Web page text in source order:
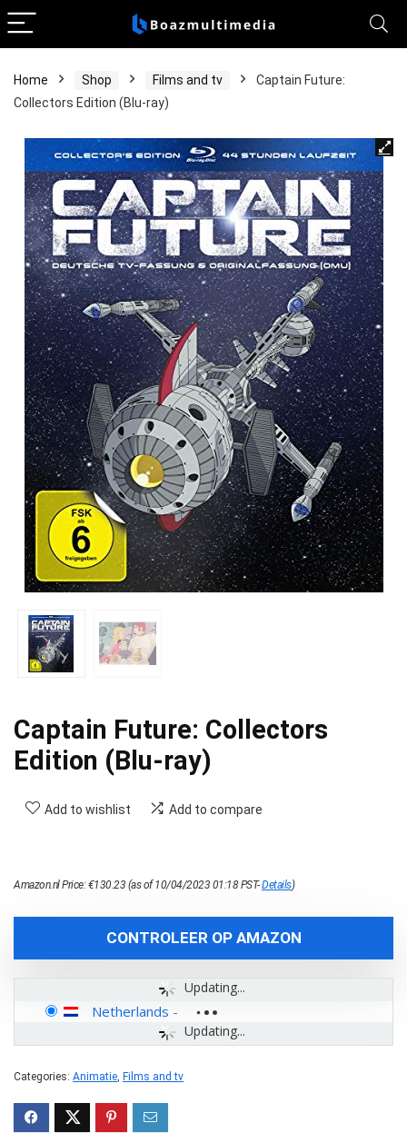
Home Shop Films and tv
Captain Future:
Collectors Edition (Blu-ray)
Captain Future: Collectors
Edition (Blu-ray)
Add to wishlist Add to compare
Amazon.nl Price:€130.23 (as of 10/04/2023 01:18 PST-Details)
CONTROLEER OP AMAZON
Updating...
Updating...
Netherlands -
Categories: Animatie Films and tv